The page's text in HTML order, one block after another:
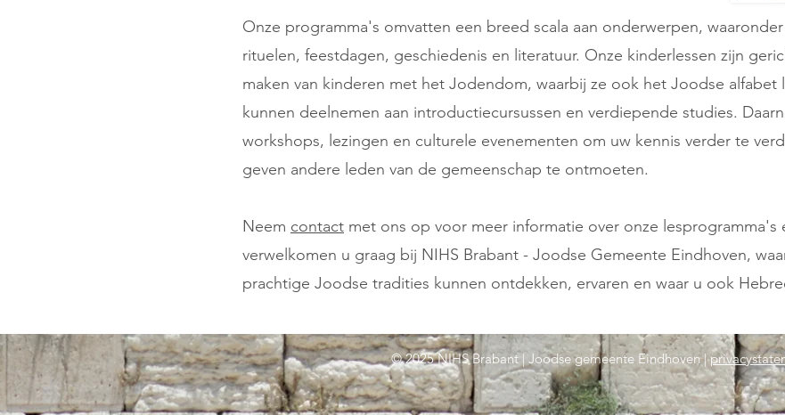
Onze programma's omvatten een breed scala aan onderwerpen,
rituelen, feestdagen, geschiedenis en literatuur. Onze kinderlessen zijn
maken van kinderen met het Jodendom, waarbij ze ook het Joodse alfabet
kunnen deelnemen aan introductiecursussen en verdiepende studies.
workshops, lezingen en culturele evenementen om uw kennis verder te
geven andere leden van de gemeenschap te ontmoeten.
Neem contact met ons op voor meer informatie over onze lesprogramma's
verwelkomen u graag bij NIHS Brabant - Joodse Gemeente Eindhoven,
prachtige Joodse tradities kunnen ontdekken, ervaren en waar u ook
© 2025 NIHS Brabant | Joodse gemeente Eindhoven |